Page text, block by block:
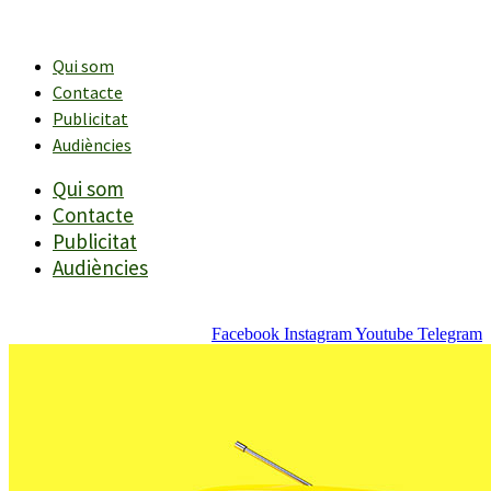
contingutQui som
Contacte
Publicitat
Audiències
Qui som
Contacte
Publicitat
Audiències
Facebook InstagramYoutube Telegram